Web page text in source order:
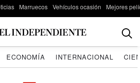
Marruecos Vehículos ocasión Mejores
ECONOMÍA INTERNACIONAL